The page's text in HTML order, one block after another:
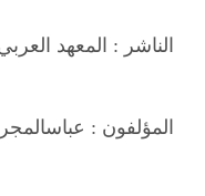
الناشر : المعهد
المؤلفون :